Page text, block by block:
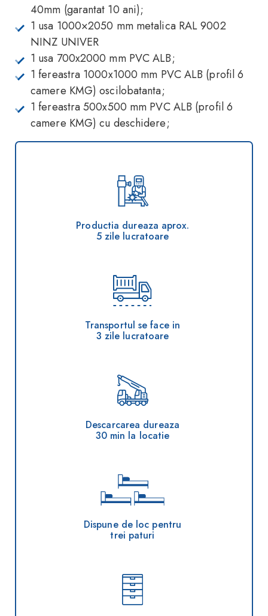
40mm (garantat 10 ani);
1 usa 1000×2050 mm metalica RAL 9002
NINZ UNIVER
1 usa 700x2000 mm PVC ALB;
1 fereastra 1000x1000 mm PVC ALB (profil 6
camere KMG) oscilobatanta;
1 fereastra 500x500 mm PVC ALB (profil 6
camere KMG) cu deschidere;
Productia dureaza aprox.
5 zile lucratoare
Transportul se face in
3 zile lucratoare
Descarcarea dureaza
30 min la locatie
Dispune de loc pentru
trei paturi